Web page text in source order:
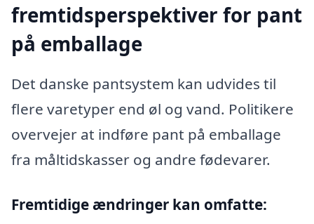
fremtidsperspektiver for pant
på emballage
Det danske pantsystem kan udvides til
flere varetyper end øl og vand. Politikere
overvejer at indføre pant på emballage
fra måltidskasser og andre fødevarer.
Fremtidige ændringer kan omfatte: